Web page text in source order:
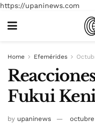
https://upaninews.com
Home Efemérides
Fukui
by upaninews